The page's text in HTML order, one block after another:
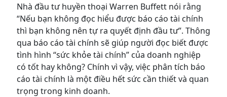
Nhà đầu tư huyền thoại Warren Buffett nói rằng
“Nếu bạn không đọc hiểu được báo cáo tài chính
thì bạn không nên tự ra quyết định đầu tư”. Thông
qua báo cáo tài chính sẽ giúp người đọc biết được
tình hình “sức khỏe tài chính” của doanh nghiệp
có tốt hay không? Chính vì vậy, việc phân tích báo
cáo tài chính là một điều hết sức cần thiết và quan
trọng trong kinh doanh.